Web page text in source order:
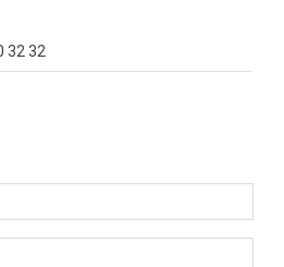
32 32